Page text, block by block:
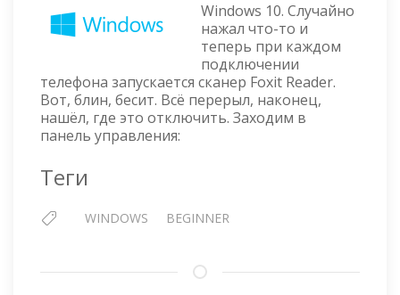
ПРИЛОЖЕНИЯ
ПРИ
ВСТАВКЕ
ФЛЕШКИ
ИЛИ
ТЕЛЕФОНА
Windows 10. Случайно
нажал что-то и
теперь при каждом
подключении
телефона запускается сканер Foxit Reader.
Вот, блин, бесит. Всё перерыл, наконец,
нашёл, где это отключить. Заходим в
панель управления:
Теги
WINDOWS BEGINNER